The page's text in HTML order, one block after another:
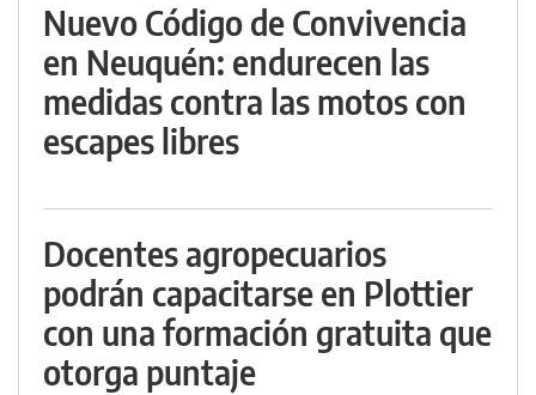
Nuevo Código de Convivencia
en Neuquén: endurecen las
medidas contra las motos con
escapes libres
Docentes agropecuarios
podrán capacitarse en Plottier
con una formación gratuita que
otorga puntaje